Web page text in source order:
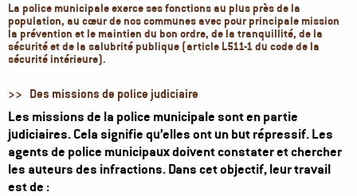
La police municipale exerce ses fonctions au plus près de la
population, au cœur de nos communes avec pour principale mission
la prévention et le maintien du bon ordre, de la tranquillité, de la
sécurité et de la salubrité publique (article L511-1 du code de la
sécurité intérieure).
>> Des missions de police judiciaire
Les missions de la police municipale sont en partie
judiciaires. Cela signifie qu’elles ont un but répressif. Les
agents de police municipaux doivent constater et chercher
les auteurs des infractions. Dans cet objectif, leur travail
est de :